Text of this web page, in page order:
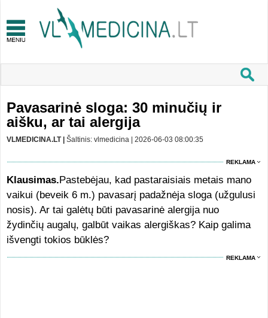
Pavasarinė sloga: 30 minučių ir
aišku, ar tai alergija
VLMEDICINA.LT | Šaltinis: vlmedicina | 2026-06-03 08:00:35
REKLAMA
Klausimas.Pastebėjau, kad pastaraisiais metais mano
vaikui (beveik 6 m.) pavasarį padažnėja sloga (užgulusi
nosis). Ar tai galėtų būti pavasarinė alergija nuo
žydinčių augalų, galbūt vaikas alergiškas? Kaip galima
išvengti tokios būklės?
REKLAMA